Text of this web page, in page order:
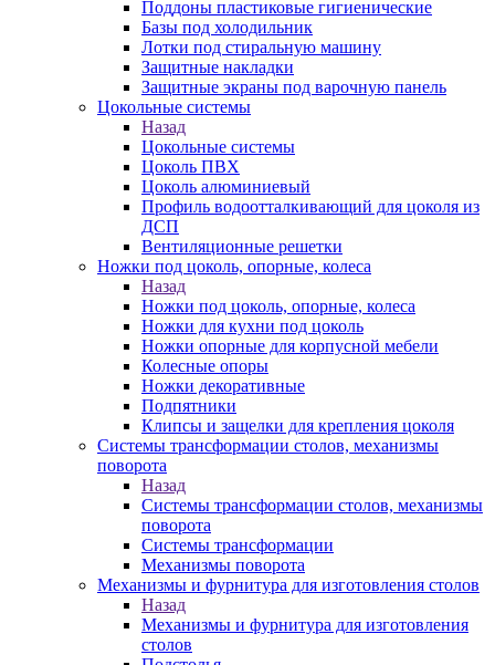
Поддоны пластиковые гигиенические
Базы под холодильник
Лотки под стиральную машину
Защитные накладки
Защитные экраны под варочную панель
Цокольные системы
Назад
Цокольные системы
Цоколь ПВХ
Цоколь алюминиевый
Профиль водоотталкивающий для цоколя из
ДСП
Вентиляционные решетки
Ножки под цоколь, опорные, колеса
Назад
Ножки под цоколь, опорные, колеса
Ножки для кухни под цоколь
Ножки опорные для корпусной мебели
Колесные опоры
Ножки декоративные
Подпятники
Клипсы и защелки для крепления цоколя
Системы трансформации столов, механизмы
поворота
Назад
Системы трансформации столов, механизмы
поворота
Системы трансформации
Механизмы поворота
Механизмы и фурнитура для изготовления столов
Назад
Механизмы и фурнитура для изготовления
столов